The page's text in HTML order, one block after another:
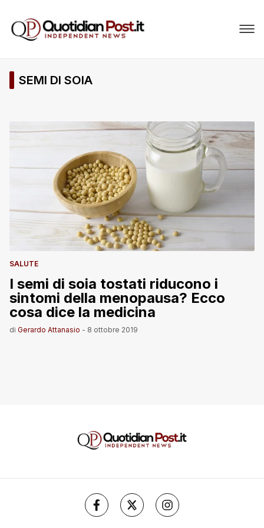
SEMI DI SOIA
SALUTE
I semi di soia tostati riducono i
sintomi della menopausa? Ecco
cosa dice la medicina
di Gerardo Attanasio - 8 ottobre 2019